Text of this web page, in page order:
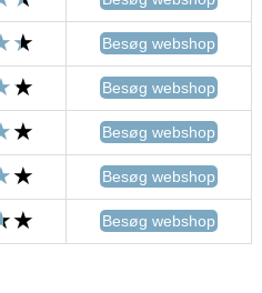
Besøg webshop
Besøg webshop
Besøg webshop
Besøg webshop
Besøg webshop